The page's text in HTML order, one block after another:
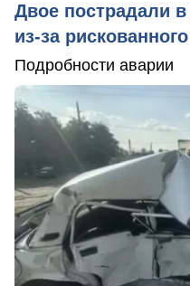
Двое пострадали
из-за
Подробности аварии